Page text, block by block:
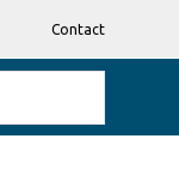
Contact